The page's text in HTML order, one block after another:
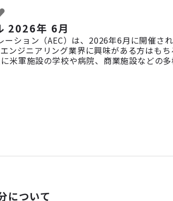
2026年 6月
ション（AEC）は、2026年6月に開催さ
ンジニアリング業界に興味がある方はも
米軍施設の学校や病院、商業施設などの
について